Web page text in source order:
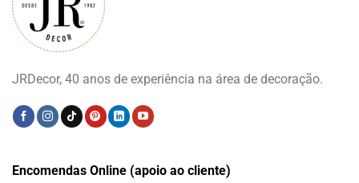
JRDecor, 40 anos de experiência na área de decoração.
Encomendas Online (apoio ao cliente)